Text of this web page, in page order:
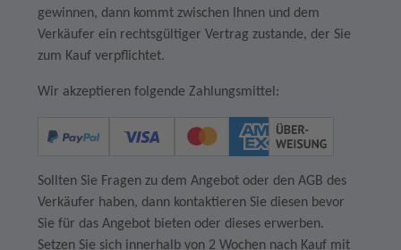
gewinnen, dann kommt zwischen Ihnen und dem
Verkäufer ein rechtsgültiger Vertrag zustande, der Sie
zum Kauf verpflichtet.
Wir akzeptieren folgende Zahlungsmittel:
Sollten Sie Fragen zu dem Angebot oder den AGB des
Verkäufer haben, dann kontaktieren Sie diesen bevor
Sie für das Angebot bieten oder dieses erwerben.
Setzen Sie sich innerhalb von 2 Wochen nach Kauf mit